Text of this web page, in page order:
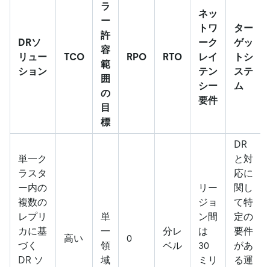
DRソ
リュー
ション
TCO
ラ
ー
許
容
範
囲
の
目
標
RPO RTO
ネッ
トワ
ーク
レイ
テン
シー
要件
ター
ゲッ
トシ
ステ
ム
単一ク
ラスタ
ー内の
複数の
レプリ
カに基
づく
DR ソ
高い
単
一
領
域
0
分レ
ベル
リー
ジョ
ン間
は
30
ミリ
DR
と対
応に
関し
て特
定の
要件
があ
る運